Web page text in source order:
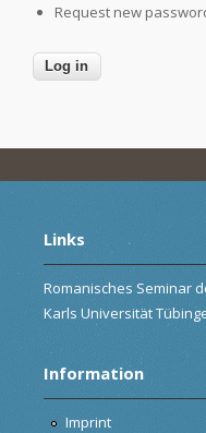
Request new
Links
Romanisches Seminar
Karls Universität
Information
Imprint